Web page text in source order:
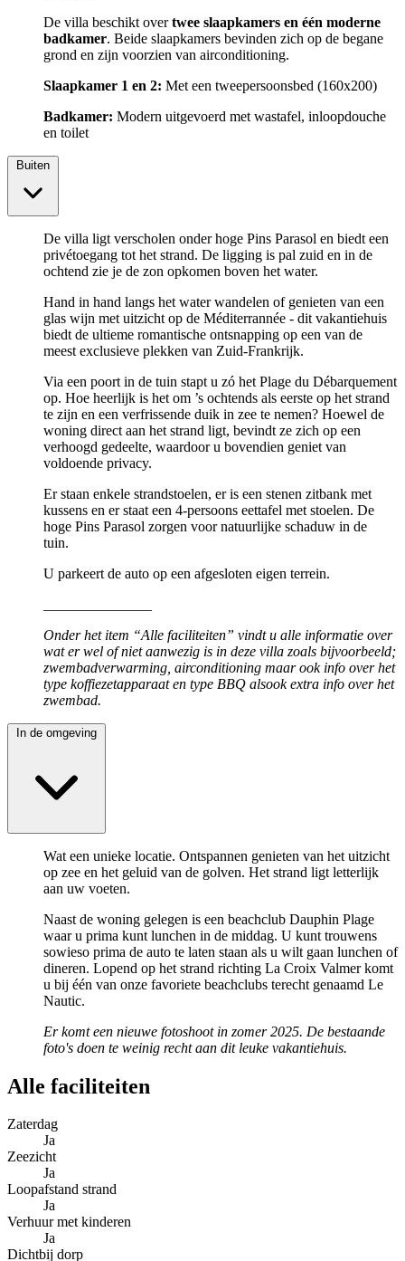
De villa beschikt overtwee slaapkamers en één moderne
badkamer. Beide slaapkamers bevinden zich op de begane
grond en zijn voorzien van airconditioning.
Slaapkamer 1 en 2: Met een tweepersoonsbed (160x200)
Badkamer: Modern uitgevoerd met wastafel, inloopdouche
en toilet
De villa ligt verscholen onder hoge Pins Parasol en biedt een
privétoegang tot het strand. De ligging is pal zuid en in de
ochtend zie je de zon opkomen boven het water.
Hand in hand langs het water wandelen of genieten van een
glas wijn met uitzicht op de Méditerrannée - dit vakantiehuis
biedt de ultieme romantische ontsnapping op een van de
meest exclusieve plekken van Zuid-Frankrijk.
Via een poort in de tuin stapt u zó het Plage du Débarquement
op. Hoe heerlijk is het om ’s ochtends als eerste op het strand
te zijn en een verfrissende duik in zee te nemen? Hoewel de
woning direct aan het strand ligt, bevindt ze zich op een
verhoogd gedeelte, waardoor u bovendien geniet van
voldoende privacy.
Er staan enkele strandstoelen, er is een stenen zitbank met
kussens en er staat een 4-persoons eettafel met stoelen. De
hoge Pins Parasol zorgen voor natuurlijke schaduw in de
tuin.
U parkeert de auto op een afgesloten eigen terrein.
Onder het item “Alle faciliteiten” vindt u alle informatie over
wat er wel of niet aanwezig is in deze villa zoals bijvoorbeeld;
zwembadverwarming, airconditioning maar ook info over het
type koffiezetapparaat en type BBQ alsook extra info over het
zwembad.
Wat een unieke locatie. Ontspannen genieten van het uitzicht
op zee en het geluid van de golven. Het strand ligt letterlijk
aan uw voeten.
Naast de woning gelegen is een beachclub Dauphin Plage
waar u prima kunt lunchen in de middag. U kunt trouwens
sowieso prima de auto te laten staan als u wilt gaan lunchen of
dineren. Lopend op het strand richting La Croix Valmer komt
u bij één van onze favoriete beachclubs terecht genaamd Le
Nautic.
Er komt een nieuwe fotoshoot in zomer 2025. De bestaande
foto's doen te weinig recht aan dit leuke vakantiehuis.
Alle faciliteiten
Zaterdag
Ja
Zeezicht
Ja
Loopafstand strand
Ja
Verhuur met kinderen
Ja
Dichtbij dorp